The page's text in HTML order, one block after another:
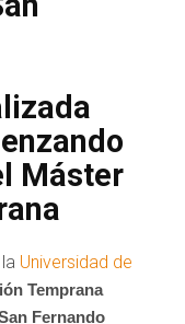
Máster
Universidad de
Temprana
Fernando